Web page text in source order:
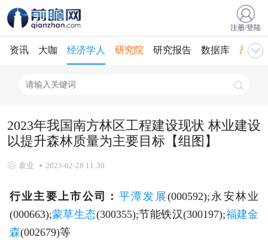
注册/登陆
资讯 大咖 经济学人 研究院 研究报告 数据库 产业
2023年我国南方林区工程建设现状 林业建设
以提升森林质量为主要目标【组图】
袁业 2023-02-28 11:30
行业主要上市公司： 平潭发展(000592);永安林业
(000663);蒙草生态(300355);节能铁汉(300197);福建金
森(002679)等